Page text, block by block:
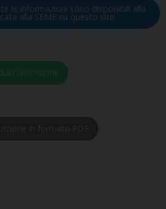
le informazioni sono disponibili alla
alla SEME su questo sito
d’iscrizione